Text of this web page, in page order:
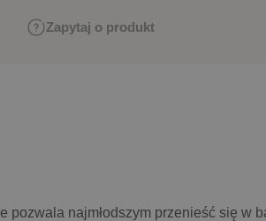
Zapytaj o produkt
pozwala najmłodszym przenieść się w